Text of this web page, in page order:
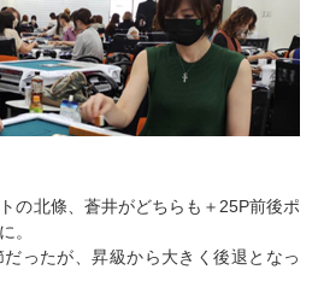
の北條、蒼井がどちらも＋25P前後ポ
。
ったが、昇級から大きく後退となっ